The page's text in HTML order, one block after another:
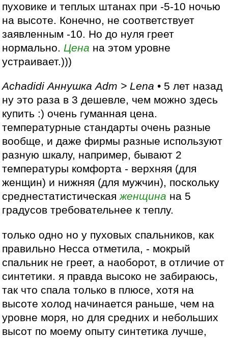
пуховике и теплых штанах при -5-10 ночью
на высоте. Конечно, не соответствует
заявленным -10. Но до нуля греет
нормально.Цена на этом уровне
устраивает.)))
Achadidi Аннушка Adm > Lena • 5 лет назад
ну это раза в 3 дешевле, чем можно здесь
купить :) очень гуманная цена.
температурные стандарты очень разные
вообще, и даже фирмы разные используют
разную шкалу, например, бывают 2
температуры комфорта - верхняя (для
женщин) и нижняя (для мужчин), поскольку
среднестатистическаяженщина на 5
градусов требовательнее к теплу.
только одно но у пуховых спальников, как
правильно Несса отметила, - мокрый
спальник не греет, а наоборот, в отличие от
синтетики. я правда высоко не забираюсь,
так что спала только в плюсе, хотя на
высоте холод начинается раньше, чем на
уровне моря, но для средних и небольших
высот по моему опыту синтетика лучше,